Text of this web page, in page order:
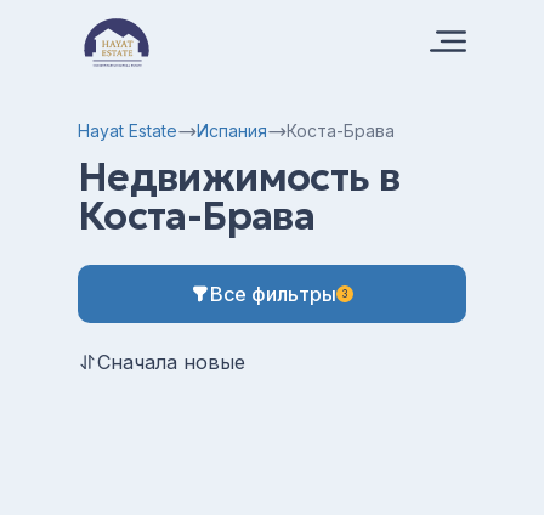
Hayat Estate Испания Коста-Брава
Недвижимость в
Коста-Брава
Все фильтры 3
Сначала новые